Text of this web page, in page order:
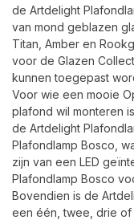
de Artdelight
van mond geblazen
Titan, Amber en
voor de Glazen
kunnen toegepast
Voor wie een mooie
plafond wil monteren
de Artdelight
Plafondlamp Bosco,
zijn van een LED
Plafondlamp Bosco
Bovendien is de
een één, twee, drie of